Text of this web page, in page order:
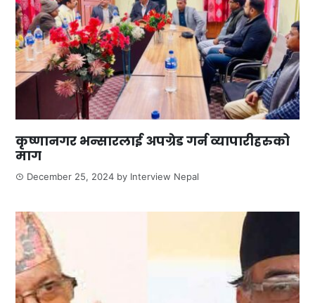
कृष्णानगर भन्सारलाई अपग्रेड गर्न व्यापारीहरुको
माग
December 25, 2024 by Interview Nepal